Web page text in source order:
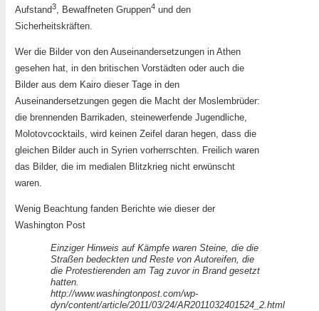
Aufstand3, Bewaffneten Gruppen4und den
Sicherheitskräften.
Wer die Bilder von den Auseinandersetzungen in Athen
gesehen hat, in den britischen Vorstädten oder auch die
Bilder aus dem Kairo dieser Tage in den
Auseinandersetzungen gegen die Macht der Moslembrüder:
die brennenden Barrikaden, steinewerfende Jugendliche,
Molotovcocktails, wird keinen Zeifel daran hegen, dass die
gleichen Bilder auch in Syrien vorherrschten. Freilich waren
das Bilder, die im medialen Blitzkrieg nicht erwünscht
waren.
Wenig Beachtung fanden Berichte wie dieser der
Washington Post
Einziger Hinweis auf Kämpfe waren Steine, die die
Straßen bedeckten und Reste von Autoreifen, die
die Protestierenden am Tag zuvor in Brand gesetzt
hatten.
http://www.washingtonpost.com/wp-
dyn/content/article/2011/03/24/AR2011032401524_2.html